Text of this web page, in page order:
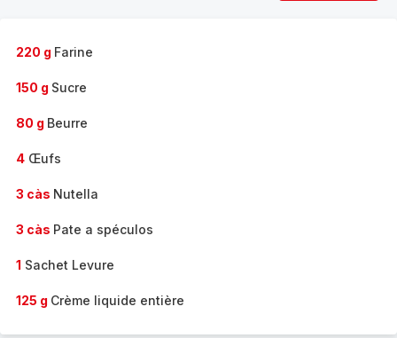
220 g Farine
150 g Sucre
80 g Beurre
4 Œufs
3 càs Nutella
3 càs Pate a spéculos
1 Sachet Levure
125 g Crème liquide entière